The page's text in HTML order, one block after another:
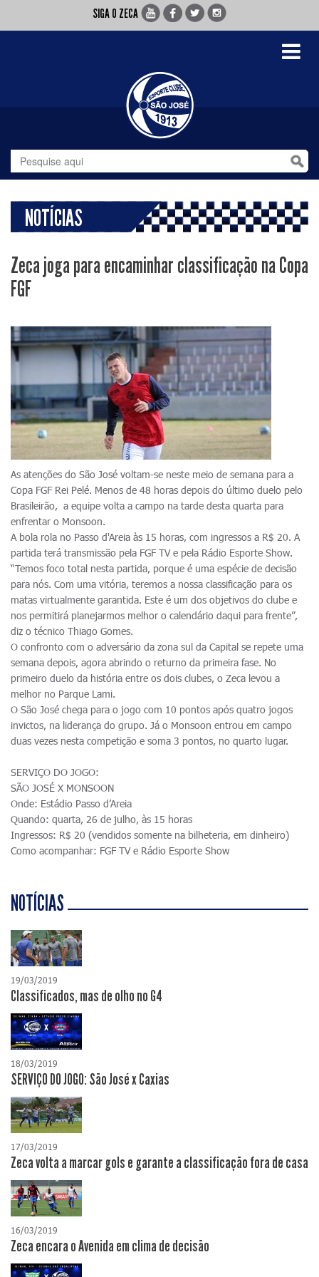
SIGA O ZECA
Toggle
NOTÍCIAS
Zeca joga para encaminhar classificação na Copa
FGF
As atenções do São José voltam-se neste meio de semana para a
Copa FGF Rei Pelé. Menos de 48 horas depois do último duelo pelo
Brasileirão, a equipe volta a campo na tarde desta quarta para
enfrentar o Monsoon.
A bola rola no Passo d'Areia às 15 horas, com ingressos a R$ 20. A
partida terá transmissão pela FGF TV e pela Rádio Esporte Show.
“Temos foco total nesta partida, porque é uma espécie de decisão
para nós. Com uma vitória, teremos a nossa classificação para os
matas virtualmente garantida. Este é um dos objetivos do clube e
nos permitirá planejarmos melhor o calendário daqui para frente”,
diz o técnico Thiago Gomes.
O confronto com o adversário da zona sul da Capital se repete uma
semana depois, agora abrindo o returno da primeira fase. No
primeiro duelo da história entre os dois clubes, o Zeca levou a
melhor no Parque Lami.
O São José chega para o jogo com 10 pontos após quatro jogos
invictos, na liderança do grupo. Já o Monsoon entrou em campo
duas vezes nesta competição e soma 3 pontos, no quarto lugar.
SERVIÇO DO JOGO:
SÃO JOSÉ X MONSOON
Onde: Estádio Passo d’Areia
Quando: quarta, 26 de julho, às 15 horas
Ingressos: R$ 20 (vendidos somente na bilheteria, em dinheiro)
Como acompanhar: FGF TV e Rádio Esporte Show
NOTÍCIAS
19/03/2019
Classificados, mas de olho no G4
18/03/2019
SERVIÇO DO JOGO: São José x Caxias
17/03/2019
Zeca volta a marcar gols e garante a classificação fora de casa
16/03/2019
Zeca encara o Avenida em clima de decisão